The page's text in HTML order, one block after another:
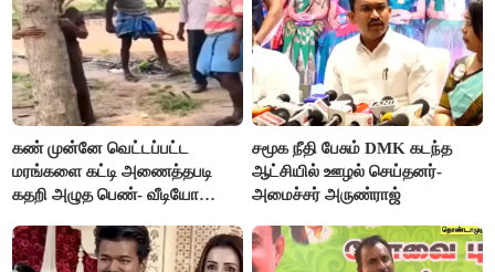
கண் முன்னே வெட்டப்பட்ட
மரங்களை கட்டி அணைத்தபடி
கதறி அழுத பெண்- வீடியோ
சமூக நீதி பேசும் DMK கடந்த
ஆட்சியில் ஊழல் செய்தனர்-
அமைச்சர் அருண்ராஜ்